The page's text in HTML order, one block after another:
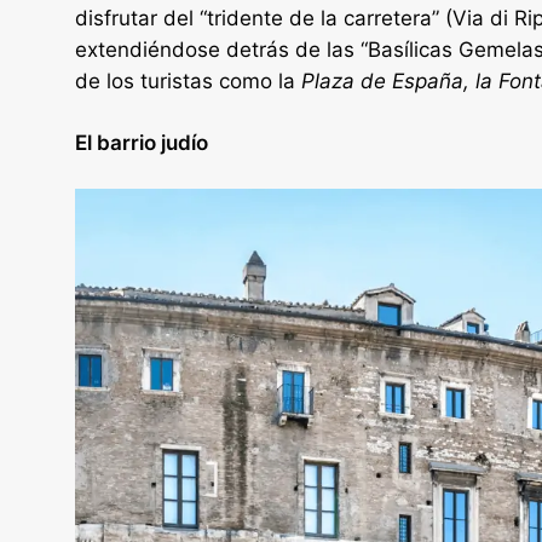
disfrutar del “tridente de la carretera” (Via di
extendiéndose detrás de las “Basílicas
de los turistas como la Plaza de España, la
El barrio judío